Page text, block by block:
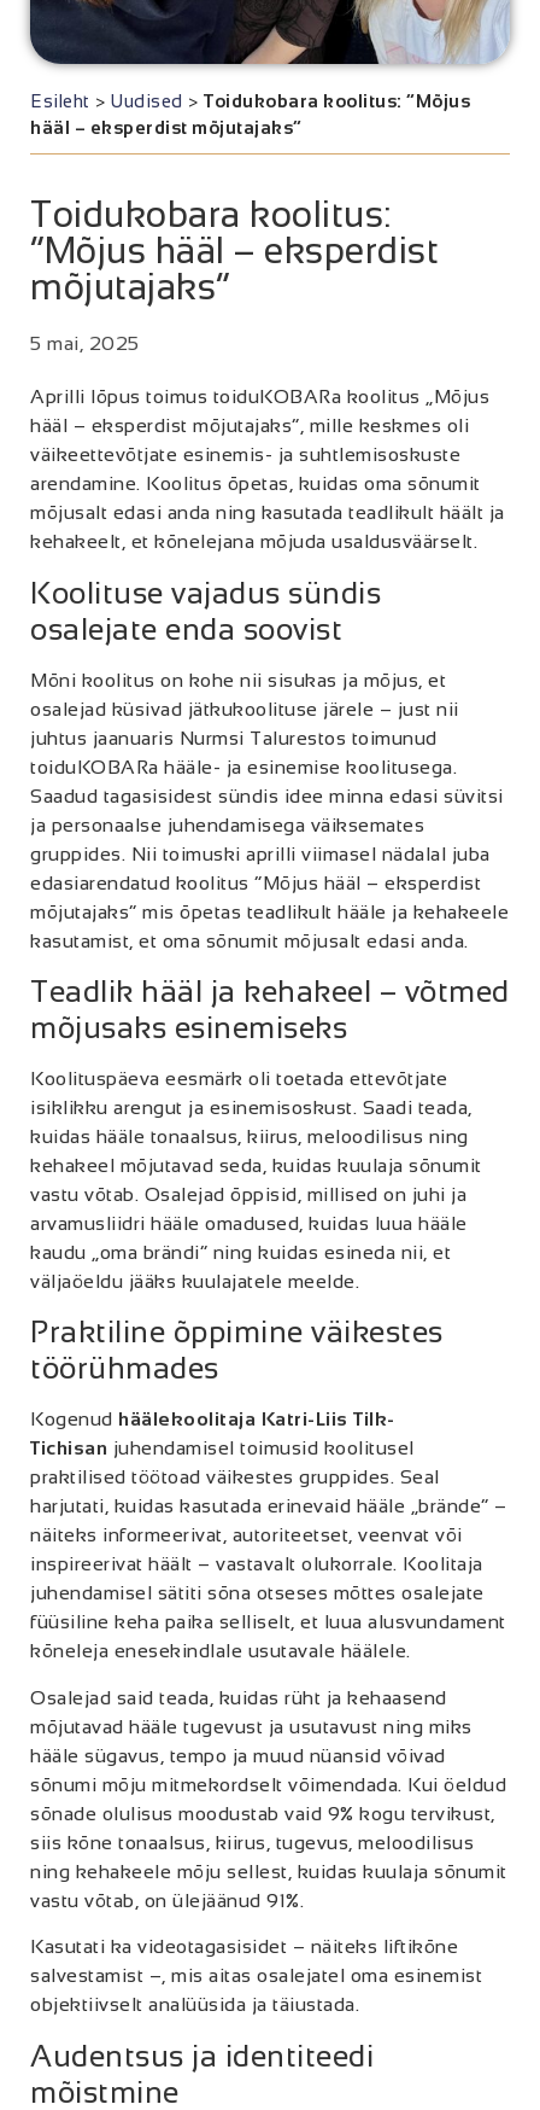
Esileht > Uudised > Toidukobara koolitus: “Mõjus
hääl – eksperdist mõjutajaks”
Toidukobara koolitus:
“Mõjus hääl – eksperdist
mõjutajaks”
5 mai, 2025
Aprilli lõpus toimus toiduKOBARa koolitus „Mõjus
hääl – eksperdist mõjutajaks“, mille keskmes oli
väikeettevõtjate esinemis- ja suhtlemisoskuste
arendamine. Koolitus õpetas, kuidas oma sõnumit
mõjusalt edasi anda ning kasutada teadlikult häält ja
kehakeelt, et kõnelejana mõjuda usaldusväärselt.
Koolituse vajadus sündis
osalejate enda soovist
Mõni koolitus on kohe nii sisukas ja mõjus, et
osalejad küsivad jätkukoolituse järele – just nii
juhtus jaanuaris Nurmsi Talurestos toimunud
toiduKOBARa hääle- ja esinemise koolitusega.
Saadud tagasisidest sündis idee minna edasi süvitsi
ja personaalse juhendamisega väiksemates
gruppides. Nii toimuski aprilli viimasel nädalal juba
edasiarendatud koolitus “Mõjus hääl – eksperdist
mõjutajaks” mis õpetas teadlikult hääle ja kehakeele
kasutamist, et oma sõnumit mõjusalt edasi anda.
Teadlik hääl ja kehakeel – võtmed
mõjusaks esinemiseks
Koolituspäeva eesmärk oli toetada ettevõtjate
isiklikku arengut ja esinemisoskust. Saadi teada,
kuidas hääle tonaalsus, kiirus, meloodilisus ning
kehakeel mõjutavad seda, kuidas kuulaja sõnumit
vastu võtab. Osalejad õppisid, millised on juhi ja
arvamusliidri hääle omadused, kuidas luua hääle
kaudu „oma brändi“ ning kuidas esineda nii, et
väljaöeldu jääks kuulajatele meelde.
Praktiline õppimine väikestes
töörühmades
Kogenud häälekoolitaja Katri-Liis Tilk-
Tichisan juhendamisel toimusid koolitusel
praktilised töötoad väikestes gruppides. Seal
harjutati, kuidas kasutada erinevaid hääle „brände“ –
näiteks informeerivat, autoriteetset, veenvat või
inspireerivat häält – vastavalt olukorrale. Koolitaja
juhendamisel sätiti sõna otseses mõttes osalejate
füüsiline keha paika selliselt, et luua alusvundament
kõneleja enesekindlale usutavale häälele.
Osalejad said teada, kuidas rüht ja kehaasend
mõjutavad hääle tugevust ja usutavust ning miks
hääle sügavus, tempo ja muud nüansid võivad
sõnumi mõju mitmekordselt võimendada. Kui öeldud
sõnade olulisus moodustab vaid 9% kogu tervikust,
siis kõne tonaalsus, kiirus, tugevus, meloodilisus
ning kehakeele mõju sellest, kuidas kuulaja sõnumit
vastu võtab, on ülejäänud 91%.
Kasutati ka videotagasisidet – näiteks liftikõne
salvestamist –, mis aitas osalejatel oma esinemist
objektiivselt analüüsida ja täiustada.
Audentsus ja identiteedi
mõistmine